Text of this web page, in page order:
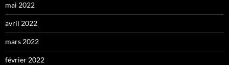
mai 2022
avril 2022
mars 2022
février 2022